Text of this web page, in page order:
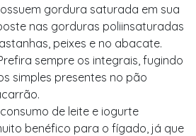
gordura saturada em sua
nas gorduras poliinsaturadas
peixes e no abacate.
sempre os integrais, fugindo
simples presentes no pão
de leite e iogurte
benéfico para o fígado, já que